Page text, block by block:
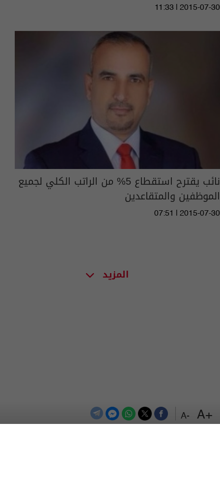
+A
-A
11:33 | 2015-07-30
نائب يقترح استقطاع 5% من الراتب الكلي لجميع
الموظفين والمتقاعدين
07:51 | 2015-07-30
المزيد